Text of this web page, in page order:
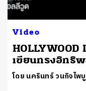
Video
HOLLYWOOD
เขียนทรงอิทธิ
โดย นครินทร์ วนกิจไ